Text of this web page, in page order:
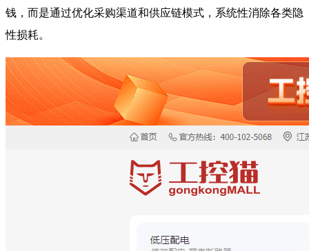
钱，而是通过优化采购渠道和供应链模式，系统性消除各类隐
性损耗。